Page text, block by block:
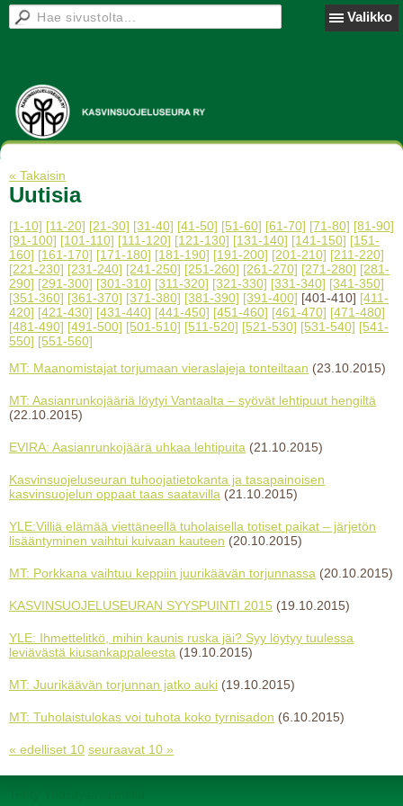
Valikko
« Takaisin
Uutisia
[1-10] [11-20] [21-30] [31-40] [41-50] [51-60] [61-70] [71-80] [81-90]
[91-100] [101-110] [111-120] [121-130] [131-140] [141-150] [151-
160] [161-170] [171-180] [181-190] [191-200] [201-210] [211-220]
[221-230] [231-240] [241-250] [251-260] [261-270] [271-280] [281-
290] [291-300] [301-310] [311-320] [321-330] [331-340] [341-350]
[351-360] [361-370] [371-380] [381-390] [391-400] [401-410] [411-
420] [421-430] [431-440] [441-450] [451-460] [461-470] [471-480]
[481-490] [491-500] [501-510] [511-520] [521-530] [531-540] [541-
550] [551-560]
MT: Maanomistajat torjumaan vieraslajeja tonteiltaan (23.10.2015)
MT: Aasianrunkojääriä löytyi Vantaalta – syövät lehtipuut hengiltä
(22.10.2015)
EVIRA: Aasianrunkojäärä uhkaa lehtipuita (21.10.2015)
Kasvinsuojeluseuran tuhoojatietokanta ja tasapainoisen
kasvinsuojelun oppaat taas saatavilla (21.10.2015)
YLE:Villiä elämää viettäneellä tuholaisella totiset paikat – järjetön
lisääntyminen vaihtui kuivaan kauteen (20.10.2015)
MT: Porkkana vaihtuu keppiin juurikäävän torjunnassa (20.10.2015)
KASVINSUOJELUSEURAN SYYSPUINTI 2015 (19.10.2015)
YLE: Ihmettelitkö, mihin kaunis ruska jäi? Syy löytyy tuulessa
leviävästä kiusankappaleesta (19.10.2015)
MT: Juurikäävän torjunnan jatko auki (19.10.2015)
MT: Tuholaistulokas voi tuhota koko tyrnisadon (6.10.2015)
« edelliset 10 seuraavat 10 »